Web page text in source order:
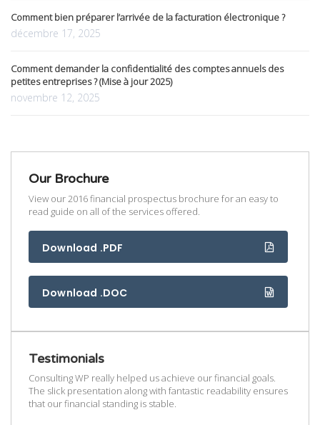
Comment bien préparer l’arrivée de la facturation électronique ?
décembre 17, 2025
Comment demander la confidentialité des comptes annuels des
petites entreprises ? (Mise à jour 2025)
novembre 12, 2025
Our Brochure
View our 2016 financial prospectus brochure for an easy to
read guide on all of the services offered.
Download .PDF
Download .DOC
Testimonials
Consulting WP really helped us achieve our financial goals.
The slick presentation along with fantastic readability ensures
that our financial standing is stable.